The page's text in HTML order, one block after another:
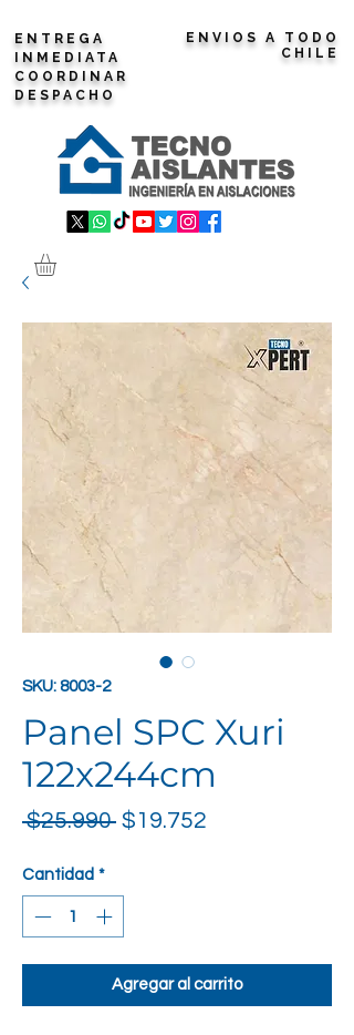
ENTREGA
INMEDIATA
COORDINAR
DESPACHO
ENVIOS A TODO
CHILE
SKU: 8003-2
Panel SPC Xuri
122x244cm
$25.990 Precio
$19.752
Cantidad *
Agregar al carrito